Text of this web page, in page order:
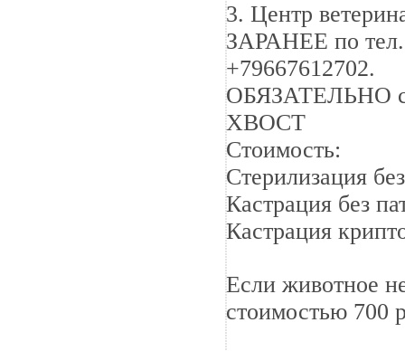
3. Центр
ЗАРАНЕЕ по тел.
+79667612702.
ОБЯЗАТЕЛЬНО
ХВОСТ
Стоимость:
Стерилизация
Кастрация без
Кастрация
Если животное
стоимостью 700